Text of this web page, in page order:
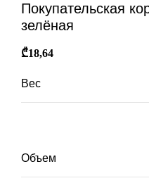
Покупательская
зелёная
₾18,64
Вес
Объем